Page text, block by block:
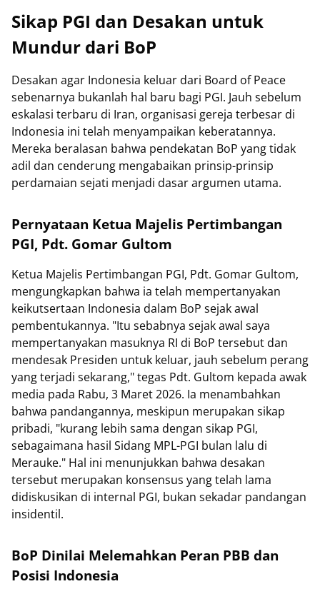
Sikap PGI dan Desakan untuk
Mundur dari BoP
Desakan agar Indonesia keluar dari Board of Peace
sebenarnya bukanlah hal baru bagi PGI. Jauh sebelum
eskalasi terbaru di Iran, organisasi gereja terbesar di
Indonesia ini telah menyampaikan keberatannya.
Mereka beralasan bahwa pendekatan BoP yang tidak
adil dan cenderung mengabaikan prinsip-prinsip
perdamaian sejati menjadi dasar argumen utama.
Pernyataan Ketua Majelis Pertimbangan
PGI, Pdt. Gomar Gultom
Ketua Majelis Pertimbangan PGI, Pdt. Gomar Gultom,
mengungkapkan bahwa ia telah mempertanyakan
keikutsertaan Indonesia dalam BoP sejak awal
pembentukannya. "Itu sebabnya sejak awal saya
mempertanyakan masuknya RI di BoP tersebut dan
mendesak Presiden untuk keluar, jauh sebelum perang
yang terjadi sekarang," tegas Pdt. Gultom kepada awak
media pada Rabu, 3 Maret 2026. Ia menambahkan
bahwa pandangannya, meskipun merupakan sikap
pribadi, "kurang lebih sama dengan sikap PGI,
sebagaimana hasil Sidang MPL-PGI bulan lalu di
Merauke." Hal ini menunjukkan bahwa desakan
tersebut merupakan konsensus yang telah lama
didiskusikan di internal PGI, bukan sekadar pandangan
insidentil.
BoP Dinilai Melemahkan Peran PBB dan
Posisi Indonesia